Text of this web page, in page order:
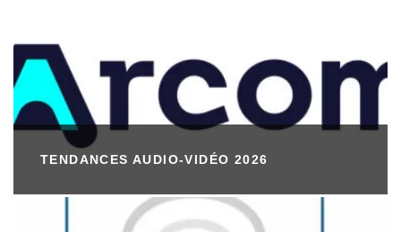
TENDANCES AUDIO-VIDÉO 2026